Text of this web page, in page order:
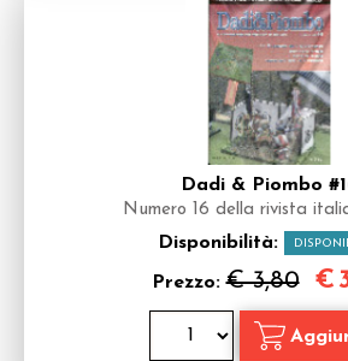
Dadi & Piombo
Numero 16 della rivista
Disponibilità:
Prezzo:€ 3,80 €